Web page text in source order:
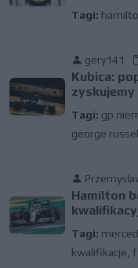
Tagi:
gery141
Kubica:
Tagi: gp
george
Hamilton
Tagi:
kwalifikacje